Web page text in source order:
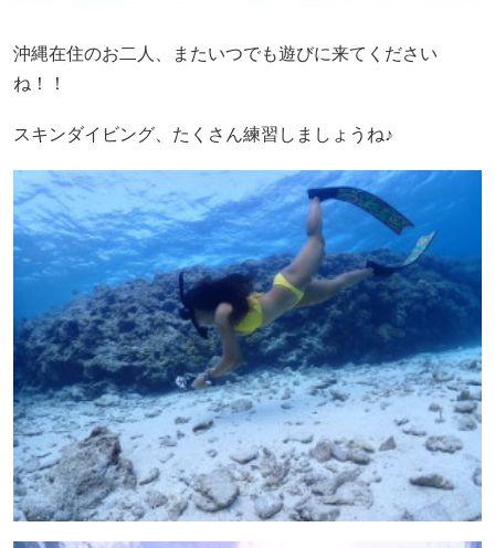
沖縄在住のお二人、またいつでも遊びに来てください
ね！！
スキンダイビング、たくさん練習しましょうね♪